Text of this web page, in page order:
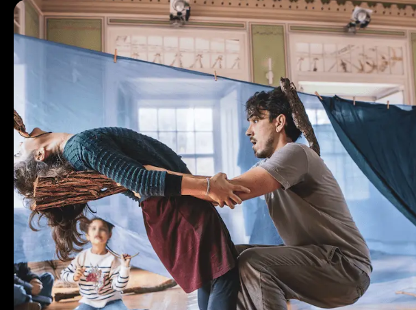
Temporadas
2024
2023
2022
Programas